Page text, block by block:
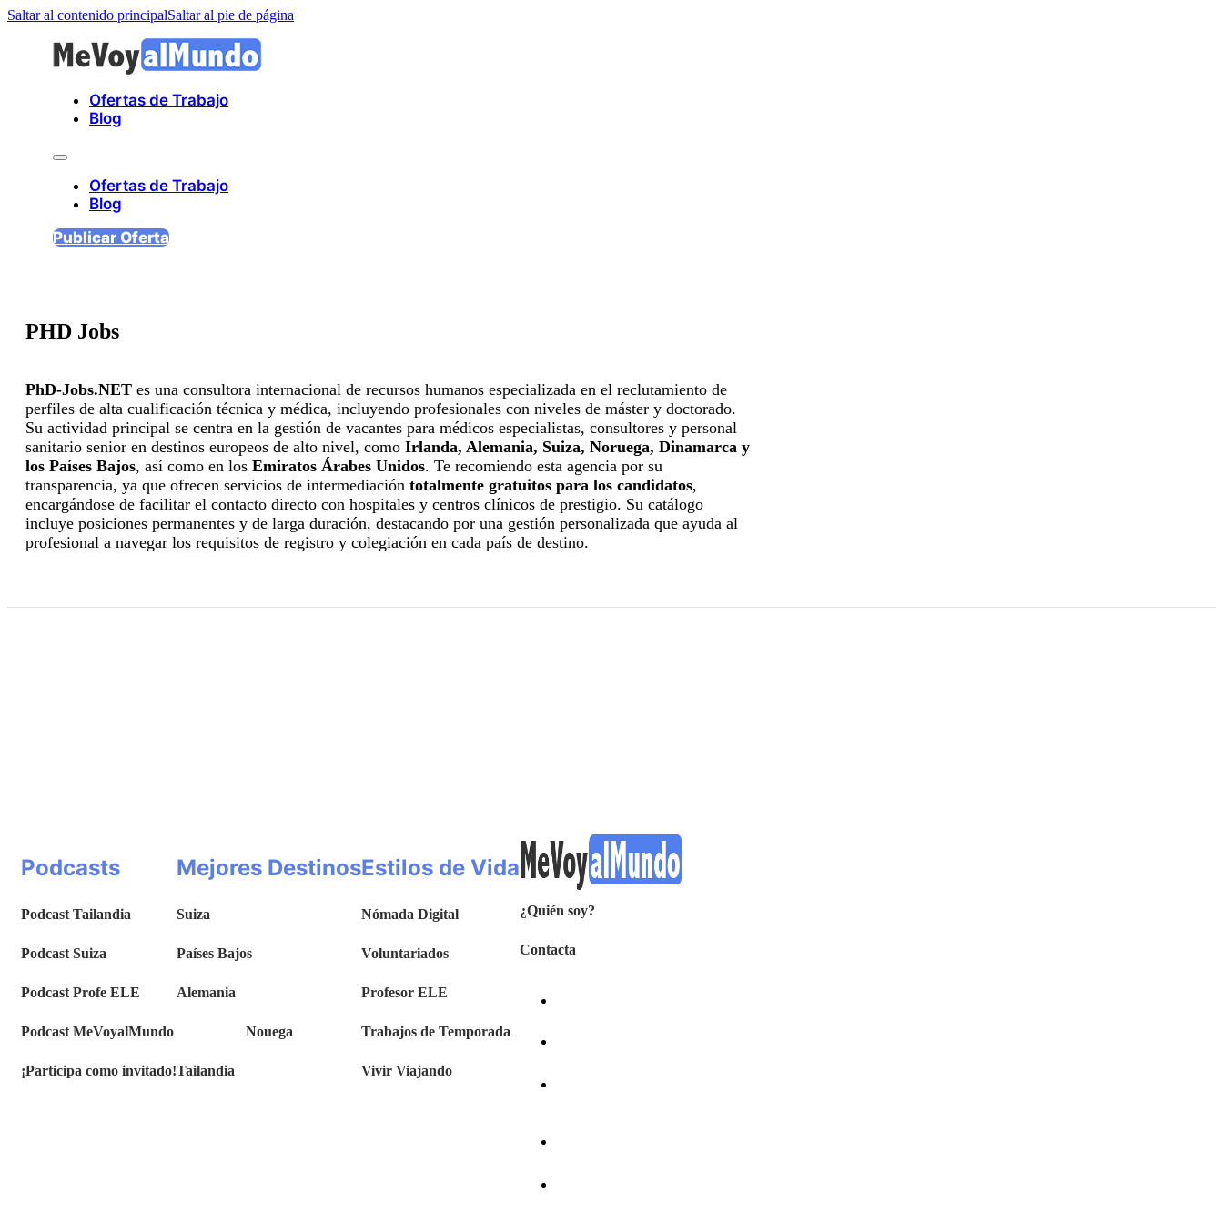
Saltar al contenido principalSaltar al pie de página
Ofertas de Trabajo
Blog
Ofertas de Trabajo
Blog
Publicar Oferta
PHD Jobs
PhD-Jobs.NET es una consultora internacional de recursos humanos especializada en el reclutamiento de
perfiles de alta cualificación técnica y médica, incluyendo profesionales con niveles de máster y doctorado.
Su actividad principal se centra en la gestión de vacantes para médicos especialistas, consultores y personal
sanitario senior en destinos europeos de alto nivel, como Irlanda, Alemania, Suiza, Noruega, Dinamarca y
los Países Bajos, así como en los Emiratos Árabes Unidos. Te recomiendo esta agencia por su
transparencia, ya que ofrecen servicios de intermediación totalmente gratuitos para los candidatos,
encargándose de facilitar el contacto directo con hospitales y centros clínicos de prestigio. Su catálogo
incluye posiciones permanentes y de larga duración, destacando por una gestión personalizada que ayuda al
profesional a navegar los requisitos de registro y colegiación en cada país de destino.
Podcasts
Podcast Tailandia
Podcast Suiza
Podcast Profe ELE
Podcast MeVoyalMundo
¡Participa como invitado!
Mejores Destinos
Suiza
Países Bajos
Alemania
Nouega
Tailandia
Estilos de Vida
Nómada Digital
Voluntariados
Profesor ELE
Trabajos de Temporada
Vivir Viajando
¿Quién soy?
Contacta